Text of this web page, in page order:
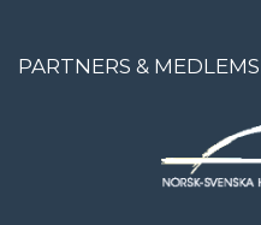
PARTNERS &